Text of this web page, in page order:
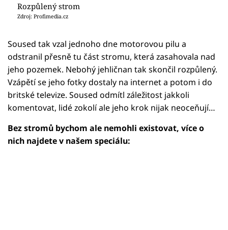
Rozpůlený strom
Zdroj: Profimedia.cz
Soused tak vzal jednoho dne motorovou pilu a
odstranil přesně tu část stromu, která zasahovala nad
jeho pozemek. Nebohý jehličnan tak skončil rozpůlený.
Vzápětí se jeho fotky dostaly na internet a potom i do
britské televize. Soused odmítl záležitost jakkoli
komentovat, lidé zokolí ale jeho krok nijak neoceňují…
Bez stromů bychom ale nemohli existovat, více o
nich najdete v našem speciálu: